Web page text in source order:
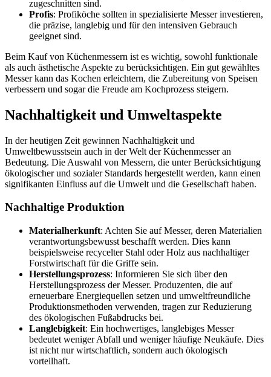
zugeschnitten sind.
Profis: Profiköche sollten in spezialisierte Messer investieren,
die präzise, langlebig und für den intensiven Gebrauch
geeignet sind.
Beim Kauf von Küchenmessern ist es wichtig, sowohl funktionale
als auch ästhetische Aspekte zu berücksichtigen. Ein gut gewähltes
Messer kann das Kochen erleichtern, die Zubereitung von Speisen
verbessern und sogar die Freude am Kochprozess steigern.
Nachhaltigkeit und Umweltaspekte
In der heutigen Zeit gewinnen Nachhaltigkeit und
Umweltbewusstsein auch in der Welt der Küchenmesser an
Bedeutung. Die Auswahl von Messern, die unter Berücksichtigung
ökologischer und sozialer Standards hergestellt werden, kann einen
signifikanten Einfluss auf die Umwelt und die Gesellschaft haben.
Nachhaltige Produktion
Materialherkunft: Achten Sie auf Messer, deren Materialien
verantwortungsbewusst beschafft werden. Dies kann
beispielsweise recycelter Stahl oder Holz aus nachhaltiger
Forstwirtschaft für die Griffe sein.
Herstellungsprozess: Informieren Sie sich über den
Herstellungsprozess der Messer. Produzenten, die auf
erneuerbare Energiequellen setzen und umweltfreundliche
Produktionsmethoden verwenden, tragen zur Reduzierung
des ökologischen Fußabdrucks bei.
Langlebigkeit: Ein hochwertiges, langlebiges Messer
bedeutet weniger Abfall und weniger häufige Neukäufe. Dies
ist nicht nur wirtschaftlich, sondern auch ökologisch
vorteilhaft.